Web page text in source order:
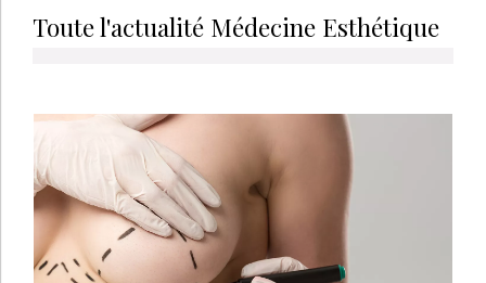
Toute l'actualité Médecine Esthétique